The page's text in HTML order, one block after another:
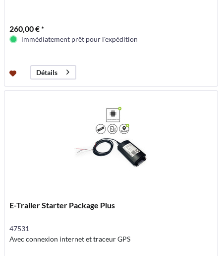
260,00 € *
immédiatement prêt pour l'expédition
Détails
E-Trailer Starter Package Plus
47531
Avec connexion internet et traceur GPS